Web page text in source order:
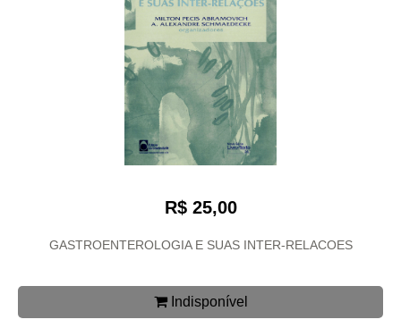
R$ 25,00
GASTROENTEROLOGIA E SUAS INTER-RELACOES
Indisponível